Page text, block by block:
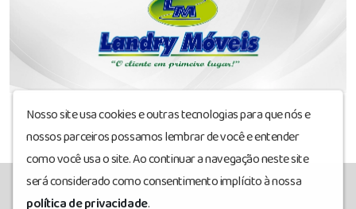
Nosso site usa cookies e outras tecnologias para que nós e
nossos parceiros possamos lembrar de você e entender
como você usa o site. Ao continuar a navegação neste site
será considerado como consentimento implícito à nossa
política de privacidade.